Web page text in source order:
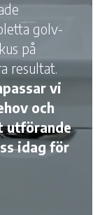
golv-
på
resultat.
vi
och
utförande
idag för